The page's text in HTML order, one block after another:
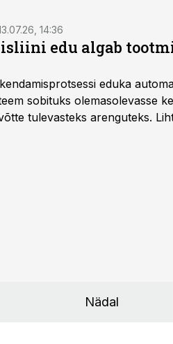
14:36
edu algab
eduka
sobituks olemasolevasse
tulevasteks arenguteks.
Nädal